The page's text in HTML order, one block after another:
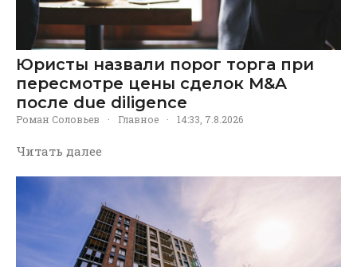
Юристы назвали порог торга при
пересмотре цены сделок M&A
после due diligence
Роман Соловьев · Главное · 14:33, 7.8.2026
Читать далее